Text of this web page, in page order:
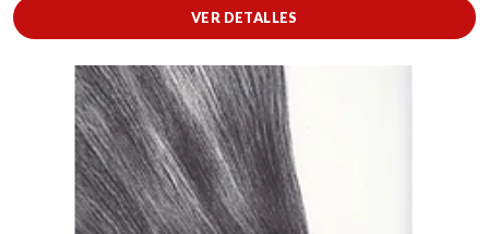
VER DETALLES